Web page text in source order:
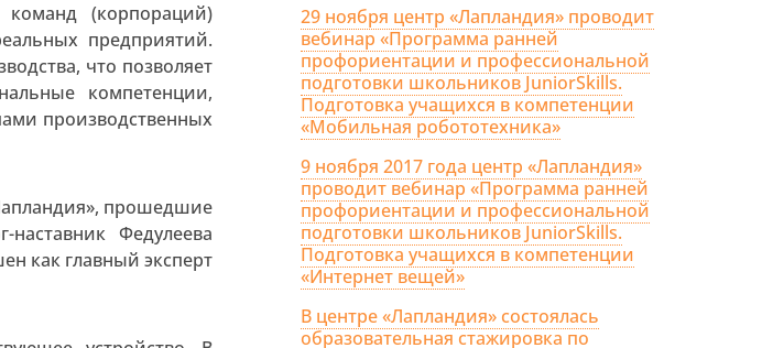
(корпораций)
предприятий.
что позволяет
компетенции,
производственных
прошедшие
Федулеева
как главный эксперт
29 ноября центр «Лапландия» проводит
вебинар «Программа ранней
профориентации и профессиональной
подготовки школьников JuniorSkills.
Подготовка учащихся в компетенции
«Мобильная робототехника»
9 ноября 2017 года центр «Лапландия»
проводит вебинар «Программа ранней
профориентации и профессиональной
подготовки школьников JuniorSkills.
Подготовка учащихся в компетенции
«Интернет вещей»
В центре «Лапландия» состоялась
образовательная стажировка по